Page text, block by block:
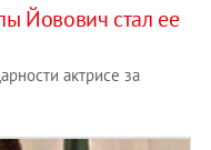
Йовович стал ее
актрисе за